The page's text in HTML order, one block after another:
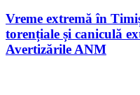
Vreme extremă în
torențiale și caniculă
Avertizările ANM